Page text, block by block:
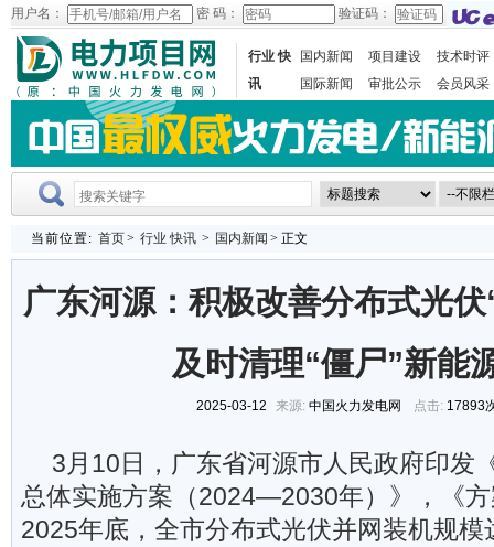
用户名： 密 码： 验证码：
行业 快
讯
国内新闻 项目建设
技术时评
国际新闻
审批公示 会员风采
当前位置: 首页> 行业 快讯 > 国内新闻 > 正文
广东河源：积极改善分布式光
及时清理“僵尸”新能
2025-03-12 来源: 中国火力发电网 点击: 17893
3月10日，广东省河源市人民政府印发
总体实施方案（2024—2030年）》，《
2025年底，全市分布式光伏并网装机规